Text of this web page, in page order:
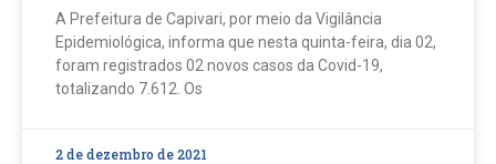
A Prefeitura de Capivari, por meio da Vigilância
Epidemiológica, informa que nesta quinta-feira, dia 02,
foram registrados 02 novos casos da Covid-19,
totalizando 7.612. Os
2 de dezembro de 2021